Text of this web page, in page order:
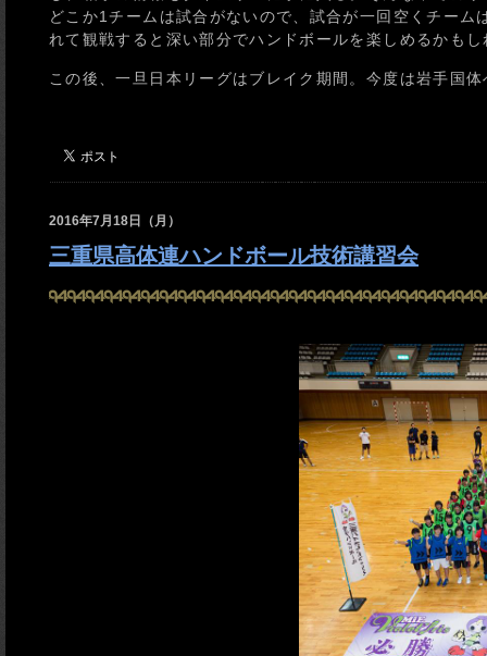
どこか1チームは試合がないので、試合が一回空くチー
れて観戦すると深い部分でハンドボールを楽しめるかもし
この後、一旦日本リーグはブレイク期間。今度は岩手国体
2016年7月18日（月）
三重県高体連ハンドボール技術講習会